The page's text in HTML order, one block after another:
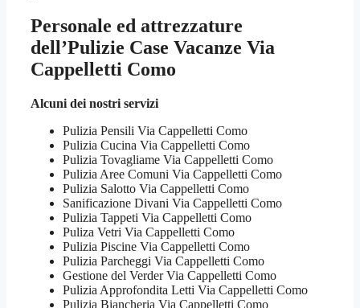
Personale ed attrezzature
dell’Pulizie Case Vacanze Via
Cappelletti Como
Alcuni dei nostri servizi
Pulizia Pensili Via Cappelletti Como
Pulizia Cucina Via Cappelletti Como
Pulizia Tovagliame Via Cappelletti Como
Pulizia Aree Comuni Via Cappelletti Como
Pulizia Salotto Via Cappelletti Como
Sanificazione Divani Via Cappelletti Como
Pulizia Tappeti Via Cappelletti Como
Puliza Vetri Via Cappelletti Como
Pulizia Piscine Via Cappelletti Como
Pulizia Parcheggi Via Cappelletti Como
Gestione del Verder Via Cappelletti Como
Pulizia Approfondita Letti Via Cappelletti Como
Pulizia Biancheria Via Cappelletti Como